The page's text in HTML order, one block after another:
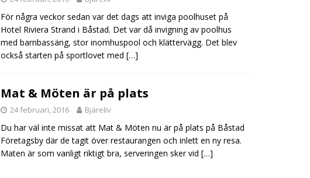
För några veckor sedan var det dags att inviga poolhuset på
Hotel Riviera Strand i Båstad. Det var då invigning av poolhus
med barnbassäng, stor inomhuspool och klättervägg. Det blev
också starten på sportlovet med […]
Mat & Möten är på plats
24 februari, 2016 Bjäreliv
Du har väl inte missat att Mat & Möten nu är på plats på Båstad
Företagsby där de tagit över restaurangen och inlett en ny resa.
Maten är som vanligt riktigt bra, serveringen sker vid […]